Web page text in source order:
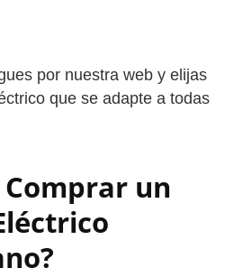
por nuestra web y elijas
que se adapte a todas
un